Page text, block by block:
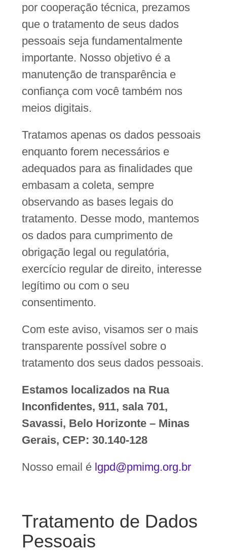
por cooperação técnica, prezamos
que o tratamento de seus dados
pessoais seja fundamentalmente
importante. Nosso objetivo é a
manutenção de transparência e
confiança com você também nos
meios digitais.
Tratamos apenas os dados pessoais
enquanto forem necessários e
adequados para as finalidades que
embasam a coleta, sempre
observando as bases legais do
tratamento. Desse modo, mantemos
os dados para cumprimento de
obrigação legal ou regulatória,
exercício regular de direito, interesse
legítimo ou com o seu
consentimento.
Com este aviso, visamos ser o mais
transparente possível sobre o
tratamento dos seus dados pessoais.
Estamos localizados na Rua
Inconfidentes, 911, sala 701,
Savassi, Belo Horizonte – Minas
Gerais, CEP: 30.140-128
Nosso email é lgpd@pmimg.org.br
Tratamento de Dados
Pessoais